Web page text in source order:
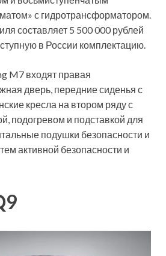
с гидротрансформатором.
составляет 5 500 000 рублей
в России комплектацию.
M7 входят правая
дверь, передние сиденья с
кресла на втором ряду с
подогревом и подставкой для
подушки безопасности и
активной безопасности и